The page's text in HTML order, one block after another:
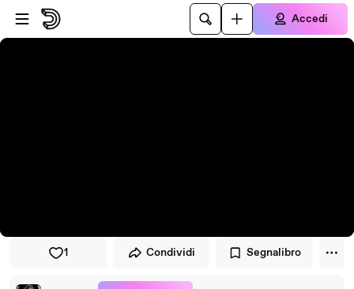
Vai al lettore
Passa al contenuto principale
Accedi
1 Condividi Segnalibro